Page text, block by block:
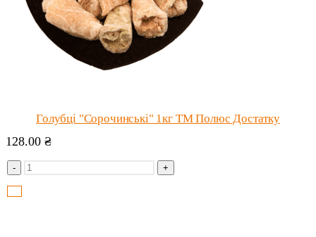
Голубці "Сорочинські" 1кг ТМ Полюс Достатку
128.00 ₴
- +